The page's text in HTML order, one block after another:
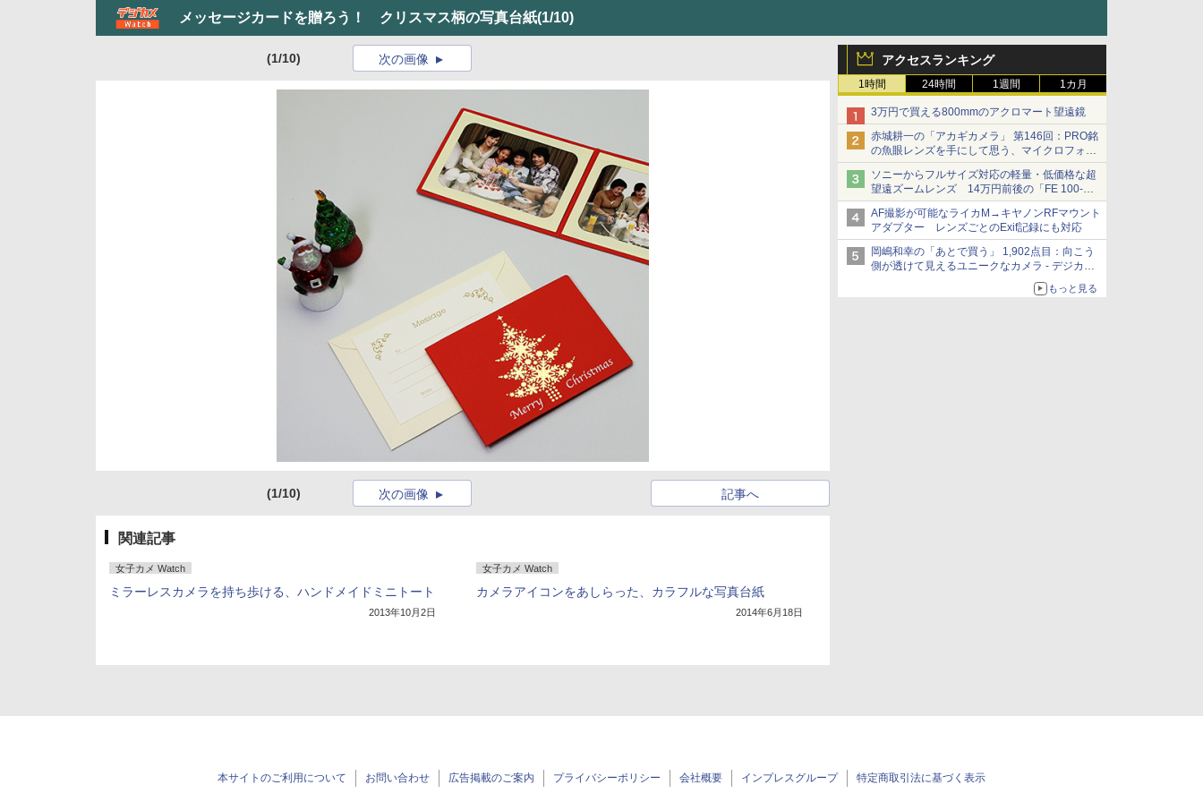
メッセージカードを贈ろう！ クリスマス柄の写真台紙(1/10)
アクセスランキング
1時間 24時間 1週間 1カ月
3万円で買える800mmのアクロマート望遠鏡
赤城耕一の「アカギカメラ」 第146回：PRO銘
の魚眼レンズを手にして思う、マイクロフォー
サーズへの期待と可能性
ソニーからフルサイズ対応の軽量・低価格な超
望遠ズームレンズ 14万円前後の「FE 100-
400mm F5.6-8 OSS」
AF撮影が可能なライカM→キヤノンRFマウント
アダプター レンズごとのExif記録にも対応
岡嶋和幸の「あとで買う」 1,902点目：向こう
側が透けて見えるユニークなカメラ - デジカメ
もっと見る
(1/10) 次の画像
(1/10) 記事へ
次の画像
関連記事
女子カメ Watch
ミラーレスカメラを持ち歩ける、ハンドメイドミニトート
2013年10月2日
女子カメ Watch
カメラアイコンをあしらった、カラフルな写真台紙
2014年6月18日
本サイトのご利用について お問い合わせ 広告掲載のご案内 プライバシーポリシー 会社概要 インプレスグループ 特定商取引法に基づく表示